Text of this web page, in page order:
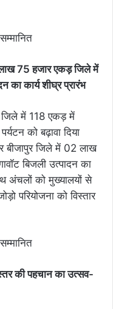
75 हजार एकड़ जिले में
का कार्य शीघ्र प्रारंभ
जिले में 118 एकड़ में
को बढ़ावा दिया
बीजापुर जिले में 02 लाख
बिजली उत्पादन का
अंचलों को मुख्यालयों से
परियोजना को विस्तार
की पहचान का उत्सव-